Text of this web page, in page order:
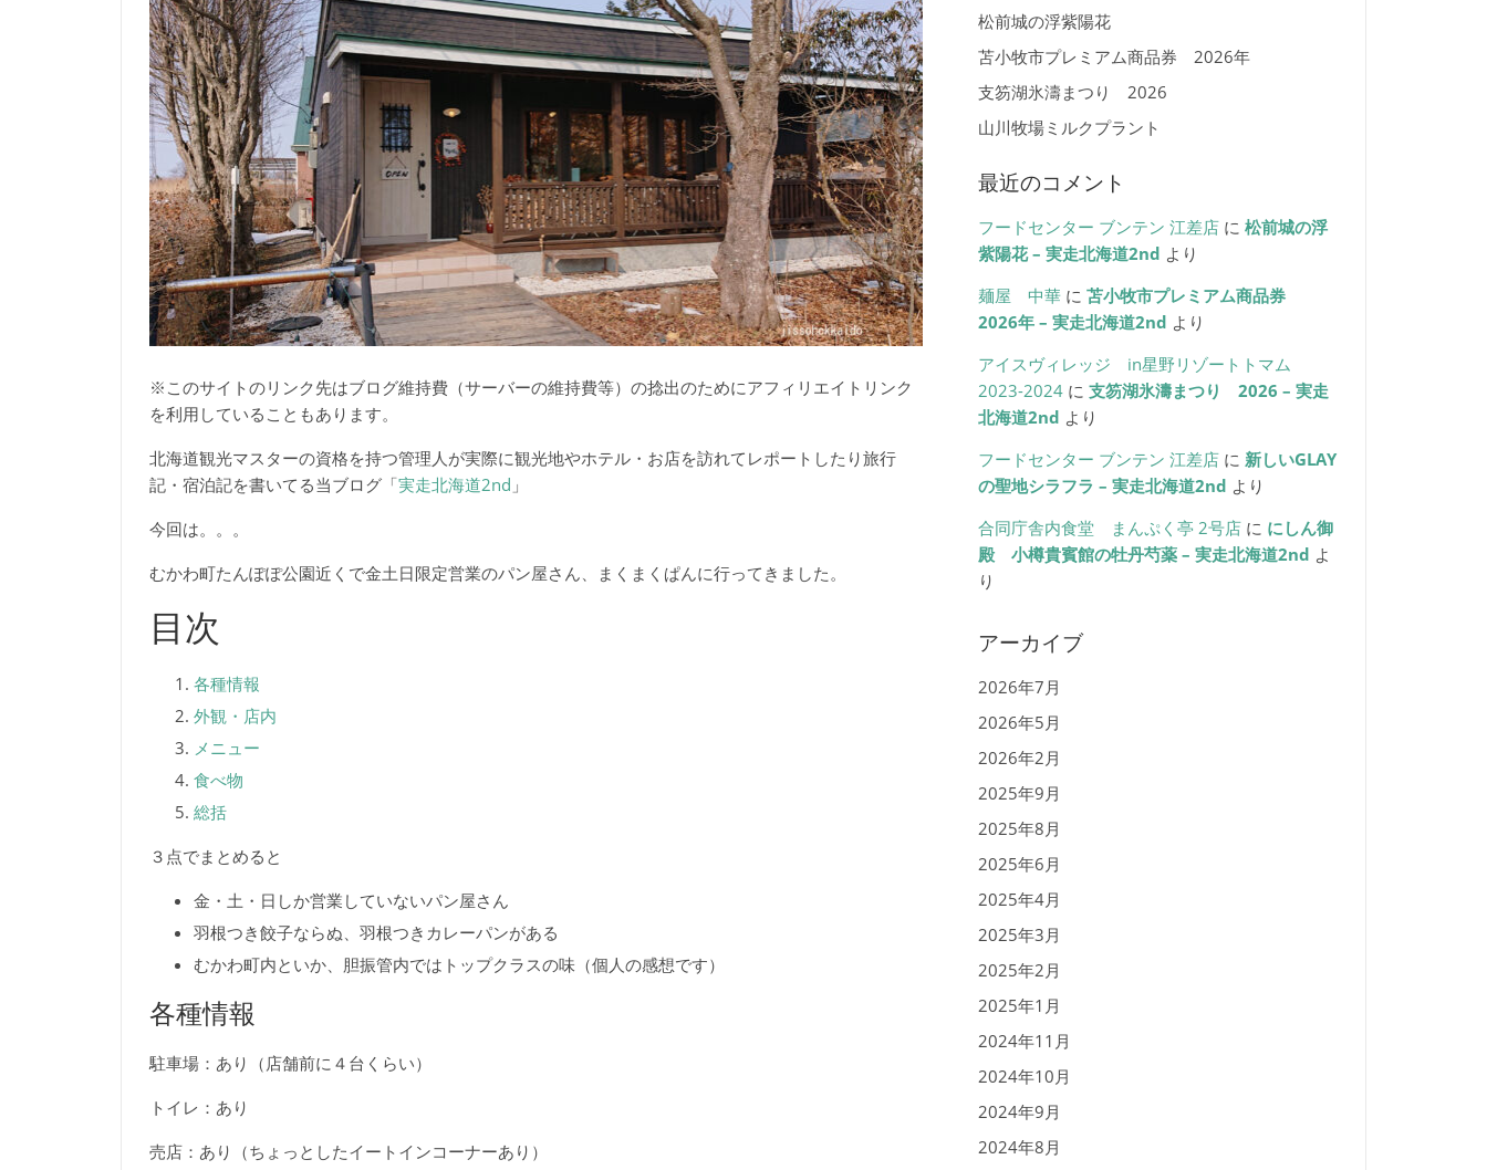
※このサイトのリンク先はブログ維持費（サーバーの維持費等）の捻出のためにアフィリエイトリンク
を利用していることもあります。
北海道観光マスターの資格を持つ管理人が実際に観光地やホテル・お店を訪れてレポートしたり旅行
記・宿泊記を書いてる当ブログ「実走北海道2nd 」
今回は。。。
むかわ町たんぽぽ公園近くで金土日限定営業のパン屋さん、まくまくぱんに行ってきました。
目次
各種情報
外観・店内
メニュー
食べ物
総括
３点でまとめると
金・土・日しか営業していないパン屋さん
羽根つき餃子ならぬ、羽根つきカレーパンがある
むかわ町内といか、胆振管内ではトップクラスの味（個人の感想です）
各種情報
駐車場：あり（店舗前に４台くらい）
トイレ：あり
売店：あり（ちょっとしたイートインコーナーあり）
松前城の浮紫陽花
苫小牧市プレミアム商品券 2026年
支笏湖氷濤まつり 2026
山川牧場ミルクプラント
最近のコメント
フードセンター ブンテン 江差店に 松前城の浮
紫陽花 – 実走北海道2nd より
麺屋 中華に 苫小牧市プレミアム商品券
2026年 – 実走北海道2nd より
アイスヴィレッジ in星野リゾートトマム
2023-2024に 支笏湖氷濤まつり 2026 – 実走
北海道2nd より
フードセンター ブンテン 江差店に 新しいGLAY
の聖地シラフラ – 実走北海道2nd より
合同庁舎内食堂 まんぷく亭 2号店に にしん御
殿 小樽貴賓館の牡丹芍薬 – 実走北海道2nd よ
り
アーカイブ
2026年7月
2026年5月
2026年2月
2025年9月
2025年8月
2025年6月
2025年4月
2025年3月
2025年2月
2025年1月
2024年11月
2024年10月
2024年9月
2024年8月